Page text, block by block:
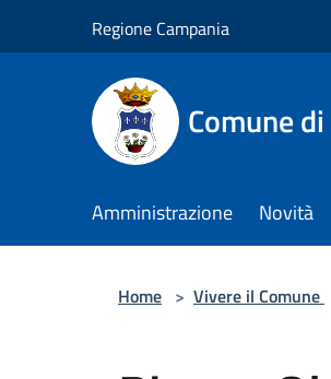
Regione Campania
Comune
Amministrazione Novità
Home > Vivere il Comune